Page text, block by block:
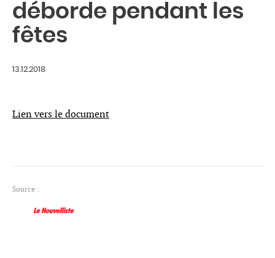
déborde pendant les
fêtes
13.12.2018
Lien vers le document
Source :